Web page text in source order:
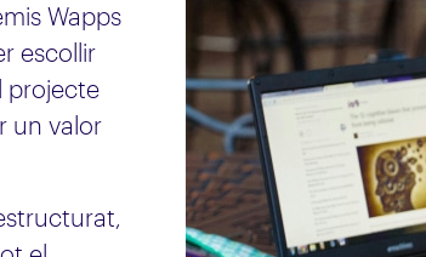
Wapps
escollir
projecte
un valor